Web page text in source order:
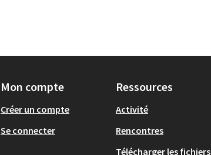
Mon compte
Créer un compte
Se connecter
Ressources
Activité
Rencontres
Télécharger les fichiers